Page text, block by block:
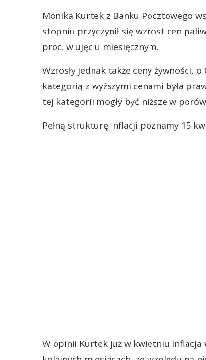
Monika Kurtek z Banku Pocztowego
stopniu przyczynił się wzrost cen
proc. w ujęciu miesięcznym.
Wzrosły jednak także ceny żywności,
kategorią z wyższymi cenami była
tej kategorii mogły być niższe w
Pełną strukturę inflacji poznamy 15
W opinii Kurtek już w kwietniu inflacja